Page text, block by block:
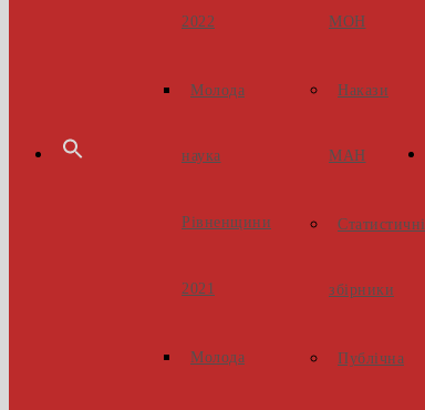
2022
Молода
наука
Рівненщини
2021
Молода
МОН
Накази
МАН
Статистичні
збірники
Публічна